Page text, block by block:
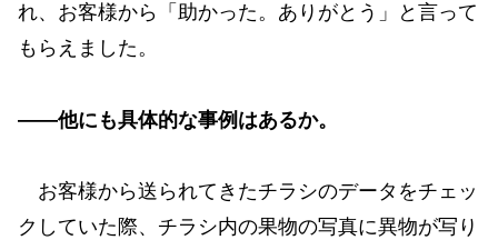
れ、お客様から「助かった。ありがとう」と言って
もらえました。
——他にも具体的な事例はあるか。
お客様から送られてきたチラシのデータをチェッ
クしていた際、チラシ内の果物の写真に異物が写り